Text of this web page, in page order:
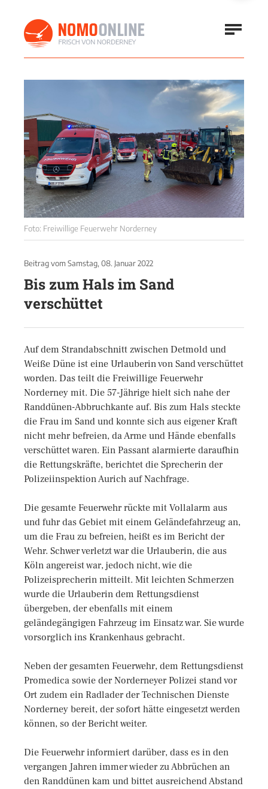
Foto: Freiwillige Feuerwehr Norderney
Beitrag vom Samstag, 08. Januar 2022
Bis zum Hals im Sand
verschüttet
Auf dem Strandabschnitt zwischen Detmold und
Weiße Düne ist eine Urlauberin von Sand verschüttet
worden. Das teilt die Freiwillige Feuerwehr
Norderney mit. Die 57-Jährige hielt sich nahe der
Randdünen-Abbruchkante auf. Bis zum Hals steckte
die Frau im Sand und konnte sich aus eigener Kraft
nicht mehr befreien, da Arme und Hände ebenfalls
verschüttet waren. Ein Passant alarmierte daraufhin
die Rettungskräfte, berichtet die Sprecherin der
Polizeiinspektion Aurich auf Nachfrage.
Die gesamte Feuerwehr rückte mit Vollalarm aus
und fuhr das Gebiet mit einem Geländefahrzeug an,
um die Frau zu befreien, heißt es im Bericht der
Wehr. Schwer verletzt war die Urlauberin, die aus
Köln angereist war, jedoch nicht, wie die
Polizeisprecherin mitteilt. Mit leichten Schmerzen
wurde die Urlauberin dem Rettungsdienst
übergeben, der ebenfalls mit einem
geländegängigen Fahrzeug im Einsatz war. Sie wurde
vorsorglich ins Krankenhaus gebracht.
Neben der gesamten Feuerwehr, dem Rettungsdienst
Promedica sowie der Norderneyer Polizei stand vor
Ort zudem ein Radlader der Technischen Dienste
Norderney bereit, der sofort hätte eingesetzt werden
können, so der Bericht weiter.
Die Feuerwehr informiert darüber, dass es in den
vergangen Jahren immer wieder zu Abbrüchen an
den Randdünen kam und bittet ausreichend Abstand